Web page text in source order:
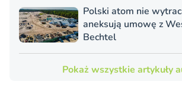
Polski atom nie
aneksują umowę z
Bechtel
Pokaż wszystkie artykuły